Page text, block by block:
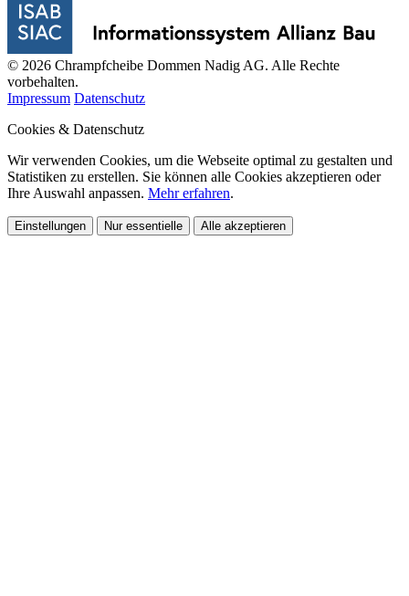
© 2026 Chrampfcheibe Dommen Nadig AG. Alle Rechte
vorbehalten.
Impressum Datenschutz
Cookies & Datenschutz
Wir verwenden Cookies, um die Webseite optimal zu gestalten und
Statistiken zu erstellen. Sie können alle Cookies akzeptieren oder
Ihre Auswahl anpassen. Mehr erfahren.
Einstellungen Nur essentielle Alle akzeptieren